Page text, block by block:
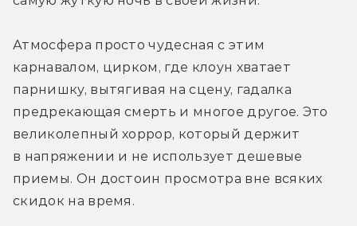
Атмосфера просто чудесная с этим
карнавалом, цирком, где клоун хватает
парнишку, вытягивая на сцену, гадалка
предрекающая смерть и многое другое. Это
великолепный хоррор, который держит
в напряжении и не использует дешевые
приемы. Он достоин просмотра вне всяких
скидок на время.